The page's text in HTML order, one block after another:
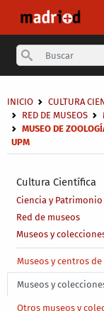
Cultura Científica
Ciencia y Patrimonio
Red de museos
Museos y
Sobrescribir
INICIO CULTURA
RED DE MUSEOS
MUSEO DE
UPM
Main menu level 4
Museos y centros
Museos y
Otros museos y